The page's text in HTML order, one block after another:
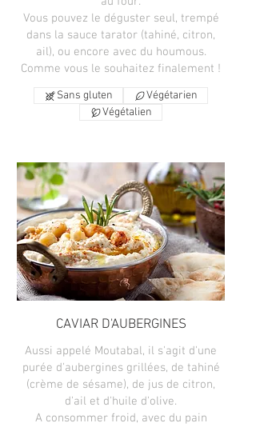
Vous pouvez le déguster seul, trempé
dans la sauce tarator (tahiné, citron,
ail), ou encore avec du houmous.
Comme vous le souhaitez finalement !
Sans gluten
Végétarien
Végétalien
CAVIAR D'AUBERGINES
Aussi appelé Moutabal, il s'agit d'une
purée d'aubergines grillées, de tahiné
(crème de sésame), de jus de citron,
d'ail et d'huile d'olive.
A consommer froid, avec du pain